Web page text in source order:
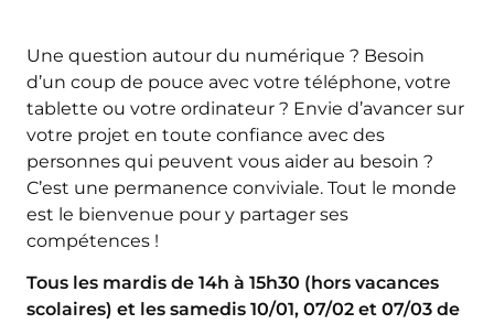
Une question autour du numérique ? Besoin
d’un coup de pouce avec votre téléphone, votre
tablette ou votre ordinateur ? Envie d’avancer sur
votre projet en toute confiance avec des
personnes qui peuvent vous aider au besoin ?
C’est une permanence conviviale. Tout le monde
est le bienvenue pour y partager ses
compétences !
Tous les mardis de 14h à 15h30 (hors vacances
scolaires) et les samedis 10/01, 07/02 et 07/03 de